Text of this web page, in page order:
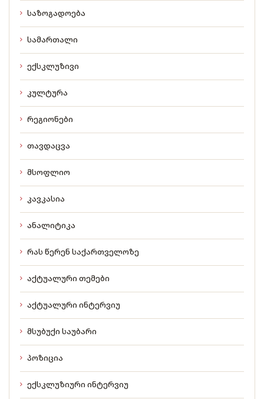
საზოგადოება
სამართალი
ექსკლუზივი
კულტურა
რეგიონები
თავდაცვა
მსოფლიო
კავკასია
ანალიტიკა
რას წერენ საქართველოზე
აქტუალური თემები
აქტუალური ინტერვიუ
მსუბუქი საუბარი
პოზიცია
ექსკლუზიური ინტერვიუ